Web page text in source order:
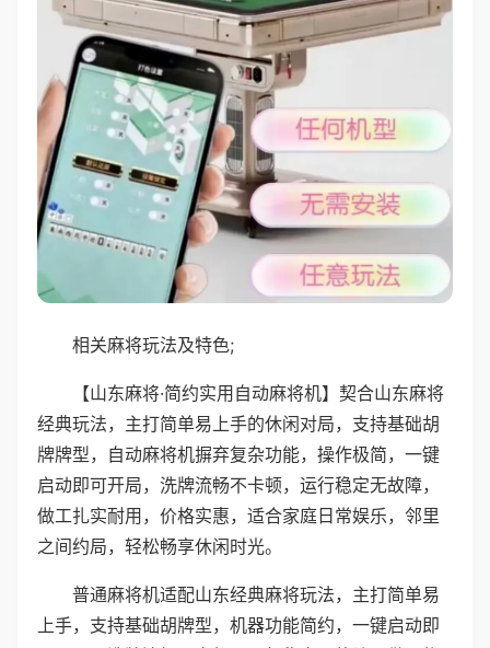
相关麻将玩法及特色;
【山东麻将·简约实用自动麻将机】契合山东麻将
经典玩法，主打简单易上手的休闲对局，支持基础胡
牌牌型，自动麻将机摒弃复杂功能，操作极简，一键
启动即可开局，洗牌流畅不卡顿，运行稳定无故障，
做工扎实耐用，价格实惠，适合家庭日常娱乐，邻里
之间约局，轻松畅享休闲时光。
普通麻将机适配山东经典麻将玩法，主打简单易
上手，支持基础胡牌型，机器功能简约，一键启动即